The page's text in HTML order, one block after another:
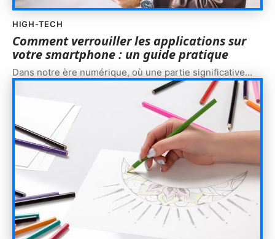
HIGH-TECH
Comment verrouiller les applications sur
votre smartphone : un guide pratique
Dans notre ère numérique, où une partie significative…